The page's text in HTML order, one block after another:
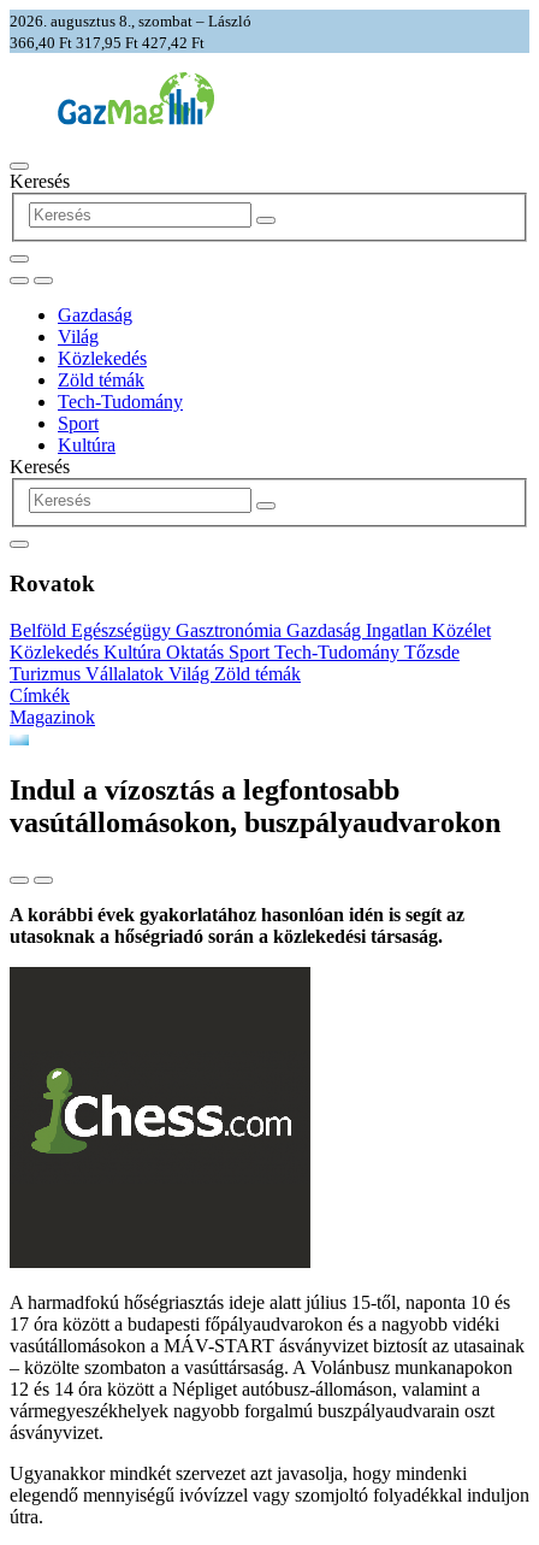
2026. augusztus 8., szombat – László
366,40 Ft 317,95 Ft 427,42 Ft
Keresés
Gazdaság
Világ
Közlekedés
Zöld témák
Tech-Tudomány
Sport
Kultúra
Keresés
Rovatok
Belföld Egészségügy Gasztronómia Gazdaság Ingatlan Közélet
Közlekedés Kultúra Oktatás Sport Tech-Tudomány Tőzsde
Turizmus Vállalatok Világ Zöld témák
Címkék
Magazinok
Indul a vízosztás a legfontosabb
vasútállomásokon, buszpályaudvarokon
A korábbi évek gyakorlatához hasonlóan idén is segít az
utasoknak a hőségriadó során a közlekedési társaság.
A harmadfokú hőségriasztás ideje alatt július 15-től, naponta 10 és
17 óra között a budapesti főpályaudvarokon és a nagyobb vidéki
vasútállomásokon a MÁV-START ásványvizet biztosít az utasainak
– közölte szombaton a vasúttársaság. A Volánbusz munkanapokon
12 és 14 óra között a Népliget autóbusz-állomáson, valamint a
vármegyeszékhelyek nagyobb forgalmú buszpályaudvarain oszt
ásványvizet.
Ugyanakkor mindkét szervezet azt javasolja, hogy mindenki
elegendő mennyiségű ivóvízzel vagy szomjoltó folyadékkal induljon
útra.